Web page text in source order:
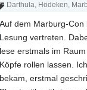
Darthula, Hödeken,
Auf dem Marburg-
Lesung vertreten.
lese erstmals im
Köpfe rollen lassen.
bekam, erstmal